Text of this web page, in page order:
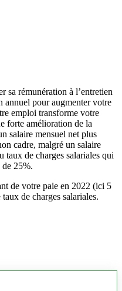
sa rémunération à l’entretien
annuel pour augmenter votre
emploi transforme votre
forte amélioration de la
salaire mensuel net plus
cadre, malgré un salaire
de charges salariales qui
de 25%.
de votre paie en 2022 (ici 5
de charges salariales.